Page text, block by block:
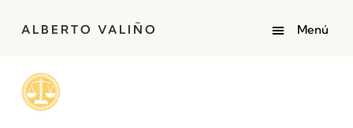
ALBERTO VALIÑO